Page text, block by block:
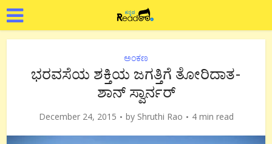
ಅಂಕಣ
ಭರವಸೆಯ ಶಕ್ತಿಯ ಜಗತ್ತಿಗೆ ತೋರಿದಾತ-
ಶಾನ್ ಸ್ವಾರ್ನರ್
December 24, 2015 by Shruthi Rao 4 min read